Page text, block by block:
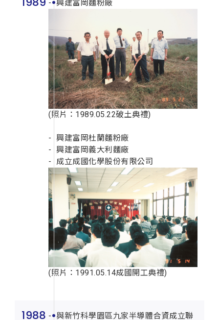
興建富岡麵粉廠
(照片：1989.05.22破土典禮)
興建富岡杜蘭麵粉廠
興建富岡義大利麵廠
成立成國化學股份有限公司
(照片：1991.05.14成國開工典禮)
1988
與新竹科學園區九家半導體合資成立聯